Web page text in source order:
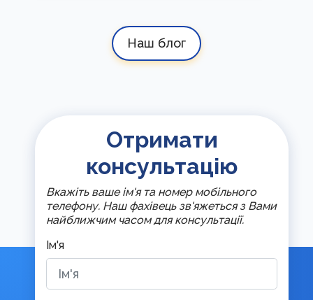
Наш блог
Отримати
консультацію
Вкажіть ваше ім'я та номер мобільного
телефону. Наш фахівець зв'яжеться з Вами
найближчим часом для консультації.
Ім'я